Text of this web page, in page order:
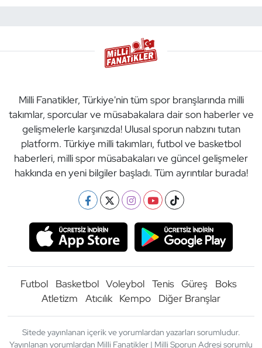
Milli Fanatikler, Türkiye'nin tüm spor branşlarında milli
takımlar, sporcular ve müsabakalara dair son haberler ve
gelişmelerle karşınızda! Ulusal sporun nabzını tutan
platform. Türkiye milli takımları, futbol ve basketbol
haberleri, milli spor müsabakaları ve güncel gelişmeler
hakkında en yeni bilgiler başladı. Tüm ayrıntılar burada!
Futbol Basketbol Voleybol Tenis Güreş
Boks
Atletizm
Atıcılık Kempo Diğer Branşlar
Sitede yayınlanan içerik ve yorumlardan yazarları sorumludur.
Yayınlanan yorumlardan Milli Fanatikler | Milli Sporun Adresi sorumlu